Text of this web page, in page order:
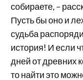
собираете, –
Пусть бы оно и
судьба
история! И если
дней от древних
то найти это